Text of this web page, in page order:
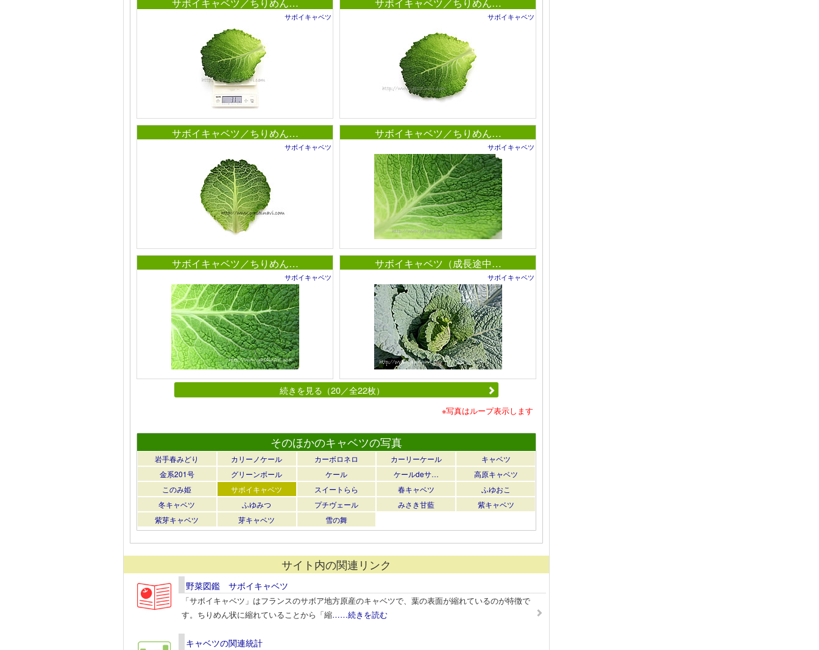
サボイキャベツ／ちりめん…
サボイキャベツ
サボイキャベツ／ちりめん…
サボイキャベツ
サボイキャベツ／ちりめん…
サボイキャベツ
サボイキャベツ／ちりめん…
サボイキャベツ
サボイキャベツ／ちりめん…
サボイキャベツ
サボイキャベツ（成長途中…
サボイキャベツ
続きを見る（20／全22枚）
※写真はループ表示します
そのほかのキャベツの写真
岩手春みどり カリーノケール カーボロネロ カーリーケール
キャベツ
金系201号
グリーンボール ケール ケールdeサ…
高原キャベツ
このみ姫
サボイキャベツ スイートらら 春キャベツ
ふゆおこ
冬キャベツ
ふゆみつ プチヴェール みさき甘藍
紫キャベツ
紫芽キャベツ
芽キャベツ 雪の舞
サイト内の関連リンク
野菜図鑑 サボイキャベツ
「サボイキャベツ」はフランスのサボア地方原産のキャベツで、葉の表面が縮れているのが特徴で
す。ちりめん状に縮れていることから「縮……続きを読む
キャベツの関連統計